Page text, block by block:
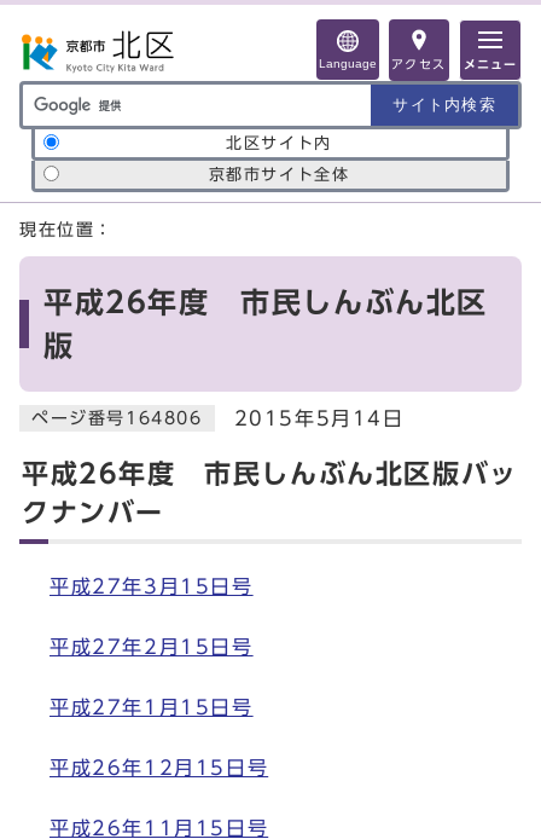
Language アクセス メニュー
サイト内検索の範囲
北区サイト内
京都市サイト全体
ここから本文です
現在位置：
平成26年度 市民しんぶん北区
版
ページ番号164806 2015年5月14日
平成26年度 市民しんぶん北区版バッ
クナンバー
平成27年3月15日号
平成27年2月15日号
平成27年1月15日号
平成26年12月15日号
平成26年11月15日号